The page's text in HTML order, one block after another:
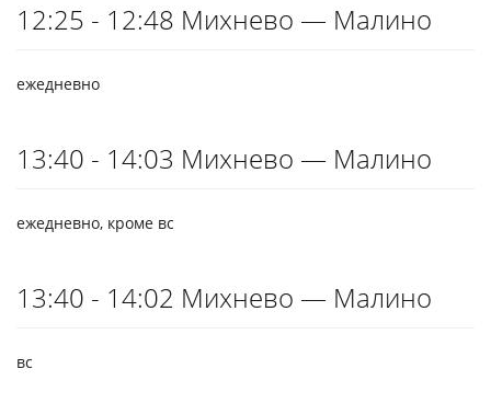
12:25 - 12:48 Михнево — Малино
ежедневно
13:40 - 14:03 Михнево — Малино
ежедневно, кроме вс
13:40 - 14:02 Михнево — Малино
вс